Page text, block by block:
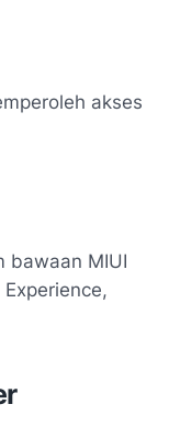
akses
bawaan MIUI